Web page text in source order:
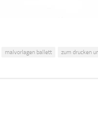
malvorlagen ballett zum drucken